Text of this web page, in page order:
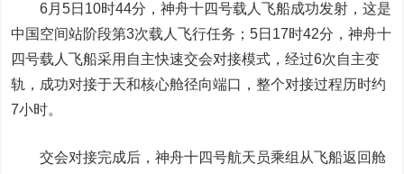
6月5日10时44分，神舟十四号载人飞船成功发射，这是
中国空间站阶段第3次载人飞行任务；5日17时42分，神舟十
四号载人飞船采用自主快速交会对接模式，经过6次自主变
轨，成功对接于天和核心舱径向端口，整个对接过程历时约
7小时。
交会对接完成后，神舟十四号航天员乘组从飞船返回舱